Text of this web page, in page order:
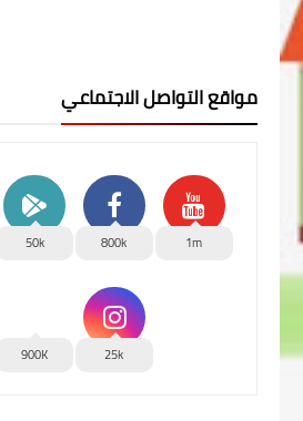
مواقع التواصل الاجتماعي
1m
800k
50k
25k
900K